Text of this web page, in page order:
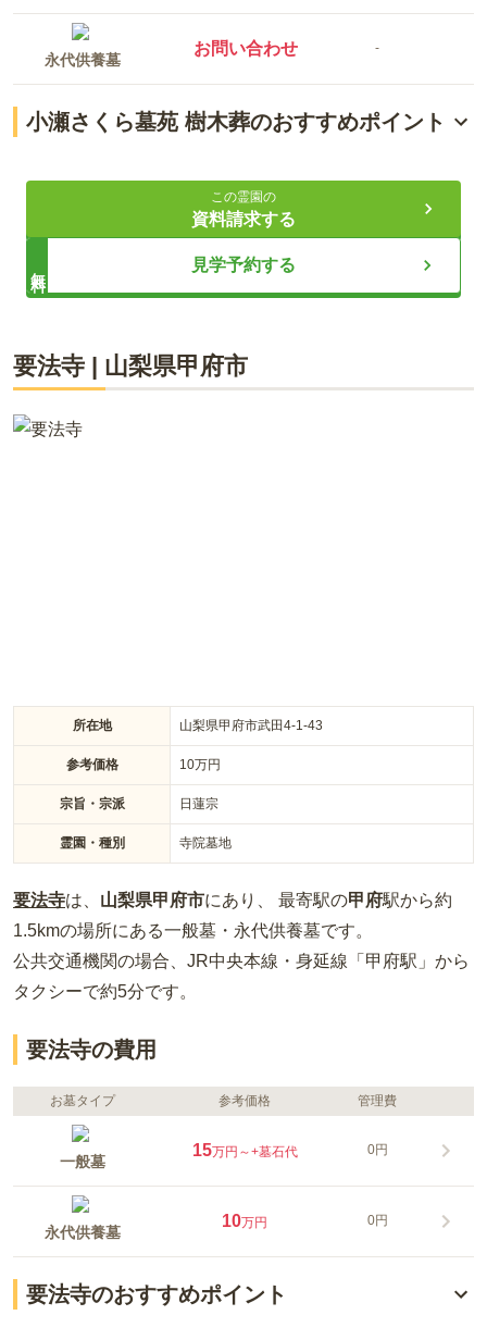
永代供養墓
お問い合わせ -
小瀬さくら墓苑 樹木葬のおすすめポイント
管理費不要で心配無用のお墓
誰でも安心の永代供養
アクセス良好な安心の墓所
甲府市小瀬町の仁勝寺境内にある樹木葬墓地は、管理費不要で
後継者も不要な永代供養のお墓です。誰でも安心して利用で
この霊園の
資料請求する
見学予約する
要法寺 山梨県甲府市
所在地 山梨県甲府市武田4-1-43
参考価格 10万円
宗旨・宗派 日蓮宗
霊園・種別 寺院墓地
要法寺は、 山梨県甲府市にあり、 最寄駅の甲府駅から約
1.5kmの場所にある一般墓・永代供養墓です。
公共交通機関の場合 、JR中央本線・身延線「甲府駅」から
タクシーで約5分です。
要法寺の費用
お墓タイプ 参考価格 管理費
一般墓
15万円～+墓石代 0円
永代供養墓
10万円 0円
要法寺のおすすめポイント